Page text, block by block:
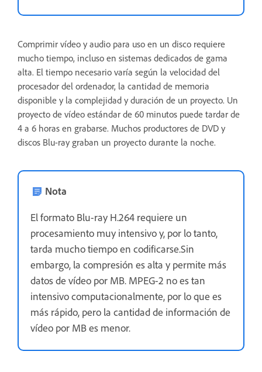
Comprimir vídeo y audio para uso en un disco requiere
mucho tiempo, incluso en sistemas dedicados de gama
alta. El tiempo necesario varía según la velocidad del
procesador del ordenador, la cantidad de memoria
disponible y la complejidad y duración de un proyecto. Un
proyecto de vídeo estándar de 60 minutos puede tardar de
4 a 6 horas en grabarse. Muchos productores de DVD y
discos Blu-ray graban un proyecto durante la noche.
Nota
El formato Blu-ray H.264 requiere un
procesamiento muy intensivo y, por lo tanto,
tarda mucho tiempo en codificarse.Sin
embargo, la compresión es alta y permite más
datos de vídeo por MB. MPEG-2 no es tan
intensivo computacionalmente, por lo que es
más rápido, pero la cantidad de información de
vídeo por MB es menor.